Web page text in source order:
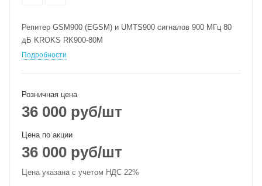
Репитер GSM900 (EGSM) и UMTS900 сигналов 900 МГц 80
дБ KROKS RK900-80M
Подробности
Розничная цена
36 000 руб/шт
Цена по акции
36 000 руб/шт
Цена указана с учетом НДС 22%